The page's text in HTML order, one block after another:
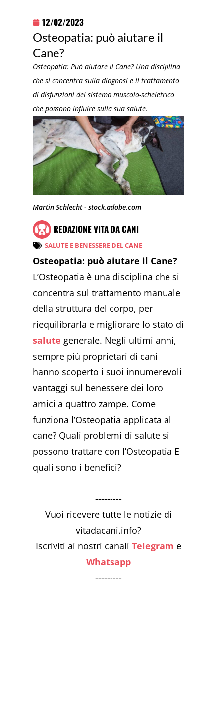
12/02/2023
Osteopatia: può aiutare il
Cane?
Osteopatia: Può aiutare il Cane? Una disciplina
che si concentra sulla diagnosi e il trattamento
di disfunzioni del sistema muscolo-scheletrico
che possono influire sulla sua salute.
Martin Schlecht - stock.adobe.com
REDAZIONE VITA DA CANI
SALUTE E BENESSERE DEL CANE
Osteopatia: può aiutare il Cane?
L’Osteopatia è una disciplina che si
concentra sul trattamento manuale
della struttura del corpo, per
riequilibrarla e migliorare lo stato di
salute generale. Negli ultimi anni,
sempre più proprietari di cani
hanno scoperto i suoi innumerevoli
vantaggi sul benessere dei loro
amici a quattro zampe. Come
funziona l’Osteopatia applicata al
cane? Quali problemi di salute si
possono trattare con l’Osteopatia E
quali sono i benefici?
---------
Vuoi ricevere tutte le notizie di
vitadacani.info?
Iscriviti ai nostri canaliTelegram e
Whatsapp
---------